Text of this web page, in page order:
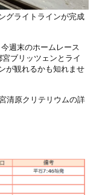
グライトラインが完成
今週末のホームレース
ブリッツェンとライ
が観れるかも知れませ
清原クリテリウムの詳